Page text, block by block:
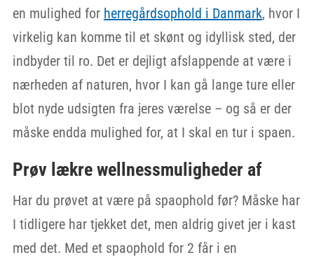
en mulighed for herregårdsophold i Danmark, hvor I
virkelig kan komme til et skønt og idyllisk sted, der
indbyder til ro. Det er dejligt afslappende at være i
nærheden af naturen, hvor I kan gå lange ture eller
blot nyde udsigten fra jeres værelse – og så er der
måske endda mulighed for, at I skal en tur i spaen.
Prøv lækre wellnessmuligheder af
Har du prøvet at være på spaophold før? Måske har
I tidligere har tjekket det, men aldrig givet jer i kast
med det. Med et spaophold for 2 får i en